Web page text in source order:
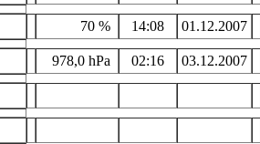
70 % 14:08 01.12.2007
978,0 hPa 02:16 03.12.2007